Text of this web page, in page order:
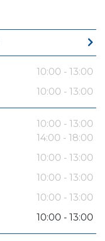
10:00 - 13:00
10:00 - 13:00
10:00 - 13:00
14:00 - 18:00
10:00 - 13:00
10:00 - 13:00
10:00 - 13:00
10:00 - 13:00